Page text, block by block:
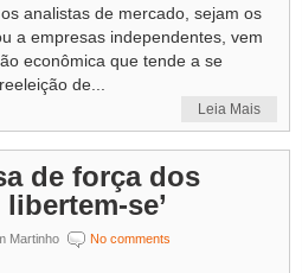
analistas de mercado, sejam os
a empresas independentes, vem
econômica que tende a se
de...
Leia Mais
de força dos
se’
Martinho No comments